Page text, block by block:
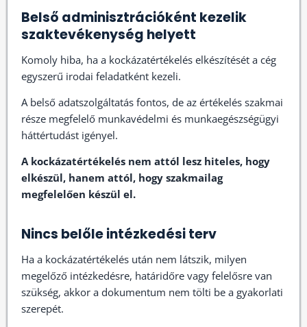
Belső adminisztrációként kezelik
szaktevékenység helyett
Komoly hiba, ha a kockázatértékelés elkészítését a cég
egyszerű irodai feladatként kezeli.
A belső adatszolgáltatás fontos, de az értékelés szakmai
része megfelelő munkavédelmi és munkaegészségügyi
háttértudást igényel.
A kockázatértékelés nem attól lesz hiteles, hogy
elkészül, hanem attól, hogy szakmailag
megfelelően készül el.
Nincs belőle intézkedési terv
Ha a kockázatértékelés után nem látszik, milyen
megelőző intézkedésre, határidőre vagy felelősre van
szükség, akkor a dokumentum nem tölti be a gyakorlati
szerepét.